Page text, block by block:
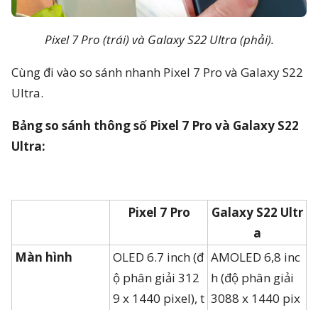
Pixel 7 Pro (trái) và Galaxy S22 Ultra (phải).
Cùng đi vào so sánh nhanh Pixel 7 Pro và Galaxy S22
Ultra.
Bảng so sánh thông số Pixel 7 Pro và Galaxy S22
Ultra:
Pixel 7 Pro
Galaxy S22 Ultr
a
Màn hình
OLED 6.7 inch (đ
ộ phân giải 312
9 x 1440 pixel), t
AMOLED 6,8 inc
h (độ phân giải
3088 x 1440 pix